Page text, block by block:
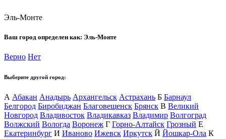
Эль-Монте
Ваш город определен как: Эль-Монте
Верно Нет
Выберите другой город:
А Абакан Анадырь Архангельск Астрахань Б Барнаул
Белгород Биробиджан Благовещенск Брянск В Великий
Новгород Владивосток Владикавказ Владимир Волгоград
Волжский Вологда Воронеж Г Горно-Алтайск Грозный Е
Екатеринбург И Иваново Ижевск Иркутск Й Йошкар-Ола К